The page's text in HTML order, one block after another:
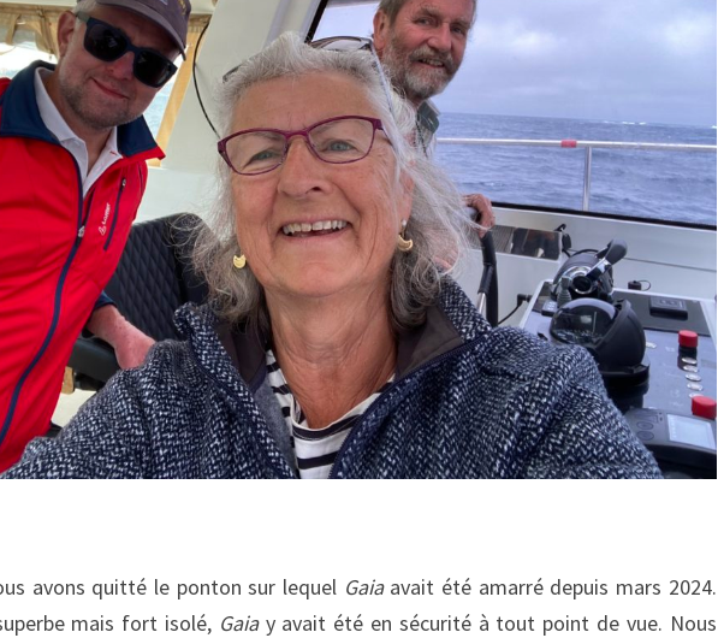
avons quitté le ponton sur lequel Gaiaavait été amarré depuis mars 2024.
mais fort isolé, Gaiay avait été en sécurité à tout point de vue. Nous